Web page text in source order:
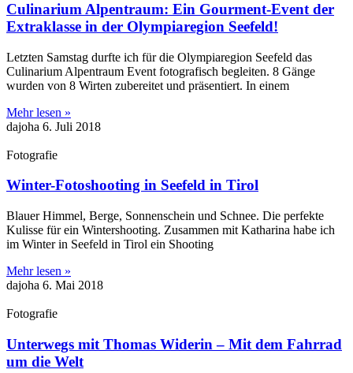
Culinarium Alpentraum: Ein Gourment-Event der
Extraklasse in der Olympiaregion Seefeld!
Letzten Samstag durfte ich für die Olympiaregion Seefeld das
Culinarium Alpentraum Event fotografisch begleiten. 8 Gänge
wurden von 8 Wirten zubereitet und präsentiert. In einem
Mehr lesen »
dajoha 6. Juli 2018
Fotografie
Winter-Fotoshooting in Seefeld in Tirol
Blauer Himmel, Berge, Sonnenschein und Schnee. Die perfekte
Kulisse für ein Wintershooting. Zusammen mit Katharina habe ich
im Winter in Seefeld in Tirol ein Shooting
Mehr lesen »
dajoha 6. Mai 2018
Fotografie
Unterwegs mit Thomas Widerin – Mit dem Fahrrad
um die Welt